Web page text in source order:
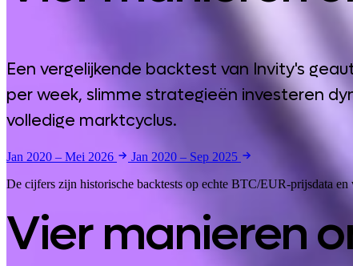
Een vergelijkende backtest van Invity's
per week, slimme strategieën investeren
volledige marktcyclus.
Jan 2020 – Mei 2026
Jan 2020 – Sep 2025
De cijfers zijn historische backtests op echte BTC/EUR-prijsdata
Vier manieren